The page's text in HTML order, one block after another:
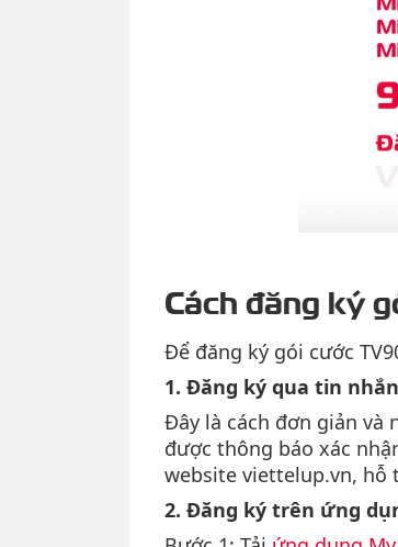
Cách đăng ký
Để đăng ký gói cước
1. Đăng ký qua tin nhắn
Đây là cách đơn giản và
được thông báo xác
website viettelup.vn, hỗ
2. Đăng ký trên ứng